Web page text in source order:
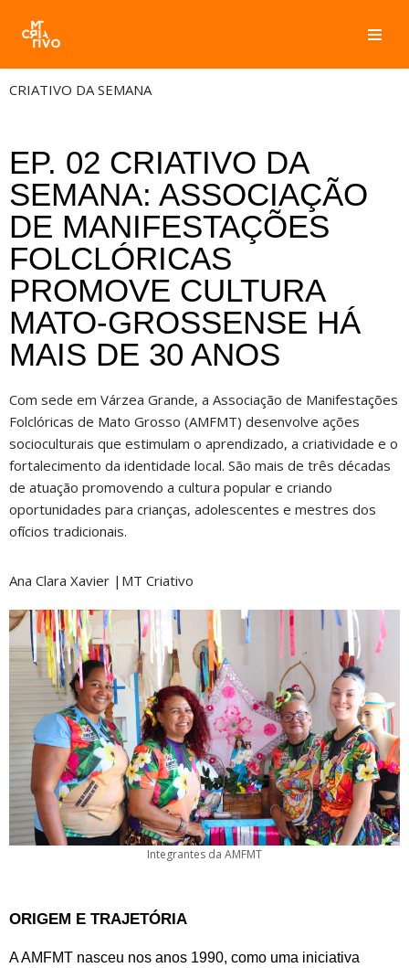
Pular
para
o
CRIATIVO DA SEMANA
EP. 02 CRIATIVO DA
SEMANA: ASSOCIAÇÃO
DE MANIFESTAÇÕES
FOLCLÓRICAS
PROMOVE CULTURA
MATO-GROSSENSE HÁ
MAIS DE 30 ANOS
Com sede em Várzea Grande, a Associação de Manifestações
Folclóricas de Mato Grosso (AMFMT) desenvolve ações
socioculturais que estimulam o aprendizado, a criatividade e o
fortalecimento da identidade local. São mais de três décadas
de atuação promovendo a cultura popular e criando
oportunidades para crianças, adolescentes e mestres dos
ofícios tradicionais.
Ana Clara Xavier |MT Criativo
Integrantes da AMFMT
ORIGEM E TRAJETÓRIA
A AMFMT nasceu nos anos 1990, como uma iniciativa